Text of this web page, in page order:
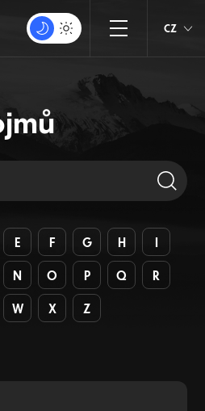
CZ
E F G H I
N O P Q R
W X Z